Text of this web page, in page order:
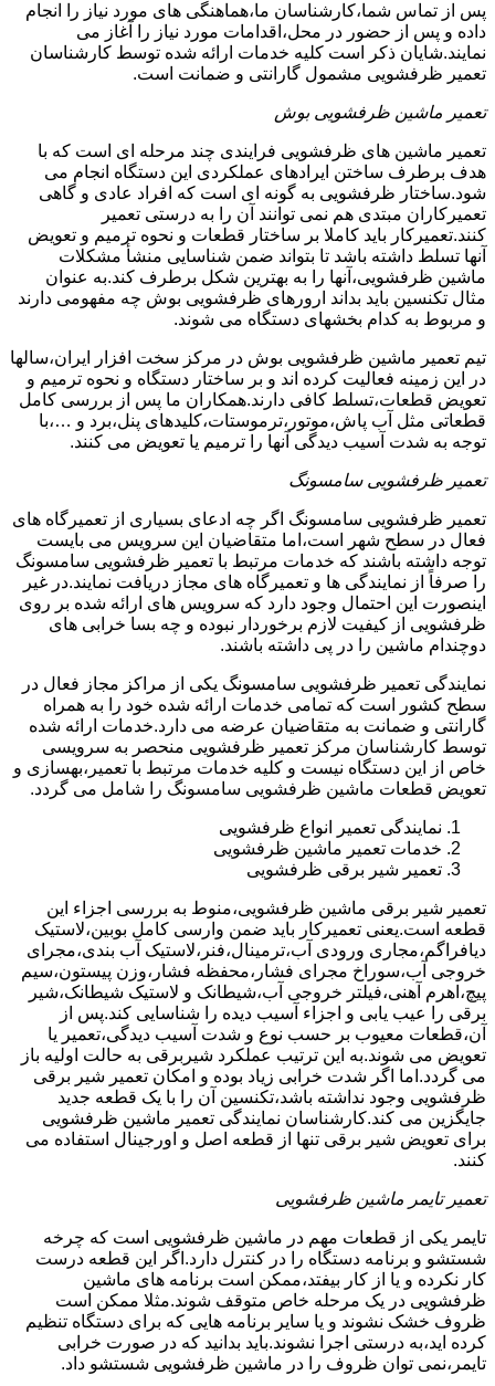
پس از تماس شما،کارشناسان ما،هماهنگی های مورد نیاز را انجام
داده و پس از حضور در محل،اقدامات مورد نیاز را آغاز می
نمایند.شایان ذکر است کلیه خدمات ارائه شده توسط کارشناسان
تعمیر ظرفشویی مشمول گارانتی و ضمانت است.
تعمیر ماشین ظرفشویی بوش
تعمیر ماشین های ظرفشویی فرایندی چند مرحله ای است که با
هدف برطرف ساختن ایرادهای عملکردی این دستگاه انجام می
شود.ساختار ظرفشویی به گونه ای است که افراد عادی و گاهی
تعمیرکاران مبتدی هم نمی توانند آن را به درستی تعمیر
کنند.تعمیرکار باید کاملا بر ساختار قطعات و نحوه ترمیم و تعویض
آنها تسلط داشته باشد تا بتواند ضمن شناسایی منشأ مشکلات
ماشین ظرفشویی،آنها را به بهترین شکل برطرف کند.به عنوان
مثال تکنسین باید بداند ارورهای ظرفشویی بوش چه مفهومی دارند
و مربوط به کدام بخشهای دستگاه می شوند.
تیم تعمیر ماشین ظرفشویی بوش در مرکز سخت افزار ایران،سالها
در این زمینه فعالیت کرده اند و بر ساختار دستگاه و نحوه ترمیم و
تعویض قطعات،تسلط کافی دارند.همکاران ما پس از بررسی کامل
قطعاتی مثل آب پاش،موتور،ترموستات،کلیدهای پنل،برد و …،با
توجه به شدت آسیب دیدگی آنها را ترمیم یا تعویض می کنند.
تعمیر ظرفشویی سامسونگ
تعمیر ظرفشویی سامسونگ اگر چه ادعای بسیاری از تعمیرگاه های
فعال در سطح شهر است،اما متقاضیان این سرویس می بایست
توجه داشته باشند که خدمات مرتبط با تعمیر ظرفشویی سامسونگ
را صرفاً از نمایندگی ها و تعمیرگاه های مجاز دریافت نمایند.در غیر
اینصورت این احتمال وجود دارد که سرویس های ارائه شده بر روی
ظرفشویی از کیفیت لازم برخوردار نبوده و چه بسا خرابی های
دوچندام ماشین را در پی داشته باشند.
نمایندگی تعمیر ظرفشویی سامسونگ یکی از مراکز مجاز فعال در
سطح کشور است که تمامی خدمات ارائه شده خود را به همراه
گارانتی و ضمانت به متقاضیان عرضه می دارد.خدمات ارائه شده
توسط کارشناسان مرکز تعمیر ظرفشویی منحصر به سرویسی
خاص از این دستگاه نیست و کلیه خدمات مرتبط با تعمیر،بهسازی و
تعویض قطعات ماشین ظرفشویی سامسونگ را شامل می گردد.
نمایندگی تعمیر انواع ظرفشویی
خدمات تعمیر ماشین ظرفشویی
تعمیر شیر برقی ظرفشویی
تعمیر شیر برقی ماشین ظرفشویی،منوط به بررسی اجزاء این
قطعه است.یعنی تعمیرکار باید ضمن وارسی کامل بوبین،لاستیک
دیافراگم،مجاری ورودی آب،ترمینال،فنر،لاستیک آب بندی،مجرای
خروجی آب،سوراخ مجرای فشار،محفظه فشار،وزن پیستون،سیم
پیچ،اهرم آهنی،فیلتر خروجی آب،شیطانک و لاستیک شیطانک،شیر
برقی را عیب یابی و اجزاء آسیب دیده را شناسایی کند.پس از
آن،قطعات معیوب بر حسب نوع و شدت آسیب دیدگی،تعمیر یا
تعویض می شوند.به این ترتیب عملکرد شیربرقی به حالت اولیه باز
می گردد.اما اگر شدت خرابی زیاد بوده و امکان تعمیر شیر برقی
ظرفشویی وجود نداشته باشد،تکنسین آن را با یک قطعه جدید
جایگزین می کند.کارشناسان نمایندگی تعمیر ماشین ظرفشویی
برای تعویض شیر برقی تنها از قطعه اصل و اورجینال استفاده می
کنند.
تعمیر تایمر ماشین ظرفشویی
تایمر یکی از قطعات مهم در ماشین ظرفشویی است که چرخه
شستشو و برنامه دستگاه را در کنترل دارد.اگر این قطعه درست
کار نکرده و یا از کار بیفتد،ممکن است برنامه های ماشین
ظرفشویی در یک مرحله خاص متوقف شوند.مثلا ممکن است
ظروف خشک نشوند و یا سایر برنامه هایی که برای دستگاه تنظیم
کرده اید،به درستی اجرا نشوند.باید بدانید که در صورت خرابی
تایمر،نمی توان ظروف را در ماشین ظرفشویی شستشو داد.